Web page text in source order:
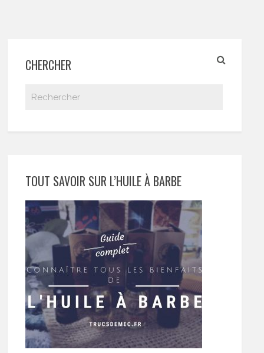
CHERCHER
TOUT SAVOIR SUR L’HUILE À BARBE